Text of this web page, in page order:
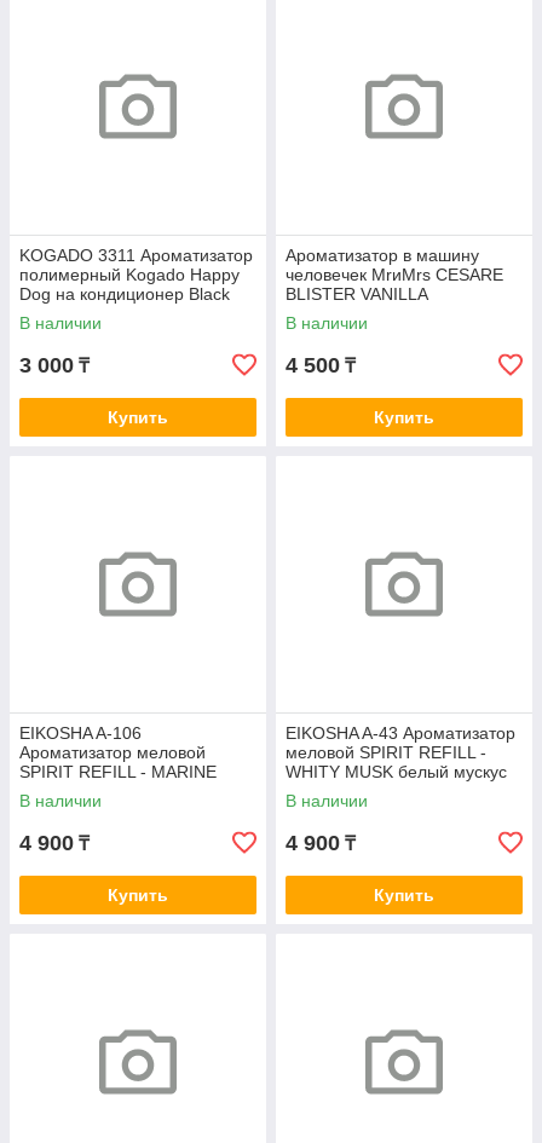
KOGADO 3311 Ароматизатор
полимерный Kogado Happy
Dog на кондиционер Black
Ice
В наличии
3 000 ₸
Купить
Ароматизатор в машину
человечек MrиMrs CESARE
BLISTER VANILLA
В наличии
4 500 ₸
Купить
EIKOSHA A-106
Ароматизатор меловой
SPIRIT REFILL - MARINE
BLUE SQUASH свежесть
океана
В наличии
4 900 ₸
Купить
EIKOSHA A-43 Ароматизатор
меловой SPIRIT REFILL -
WHITY MUSK белый мускус
В наличии
4 900 ₸
Купить